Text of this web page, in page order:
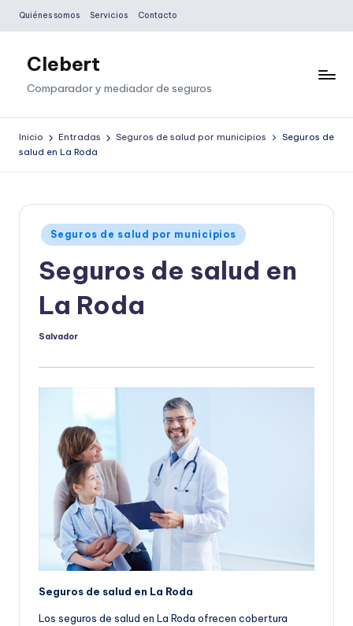
Saltar
contenido
Quiénes somos Servicios Contacto
Clebert
Comparador y mediador de seguros
Inicio Entradas Seguros de salud por municipios
Seguros de
salud en La Roda
Publicado
en
Seguros de salud por municipios
Seguros de salud en
La Roda
Publicado
Salvador
Seguros de salud en La Roda
Los seguros de salud en La Roda ofrecen cobertura